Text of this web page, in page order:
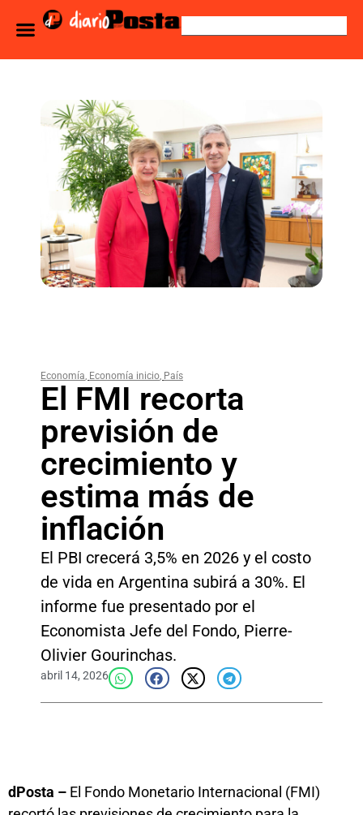
Economía, Economía inicio, País
El FMI recorta
previsión de
crecimiento y
estima más de
inflación
El PBI crecerá 3,5% en 2026 y el costo
de vida en Argentina subirá a 30%. El
informe fue presentado por el
Economista Jefe del Fondo, Pierre-
Olivier Gourinchas.
abril 14, 2026
dPosta – El Fondo Monetario Internacional (FMI)